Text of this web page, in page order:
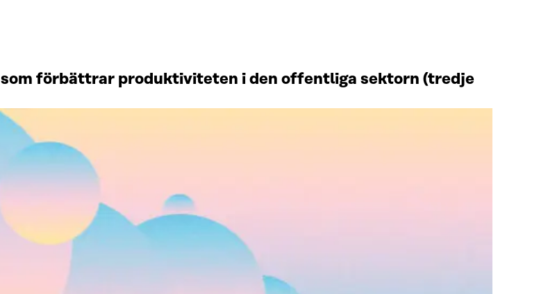
som förbättrar produktiviteten i den offentliga sektorn (tredje